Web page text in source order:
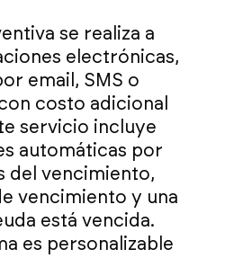
se realiza a
electrónicas,
email, SMS o
costo adicional
servicio incluye
automáticas por
del vencimiento,
vencimiento y una
está vencida.
es personalizable